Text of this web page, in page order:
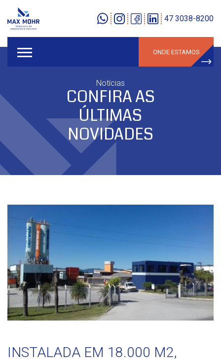
47 3038-8200
ONDE ESTAMOS
Notícias
CONFIRA AS
ÚLTIMAS
NOVIDADES
INSTALADA EM 18.000 M2,